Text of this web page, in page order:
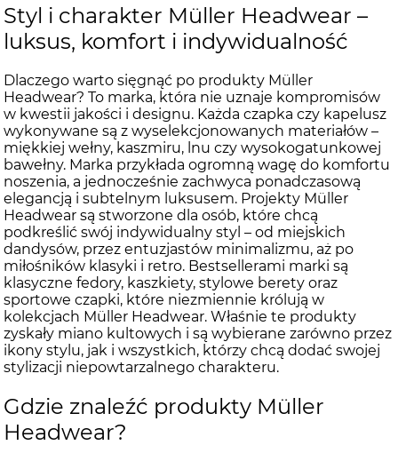
Styl i charakter Müller Headwear –
luksus, komfort i indywidualność
Dlaczego warto sięgnąć po produkty Müller
Headwear? To marka, która nie uznaje kompromisów
w kwestii jakości i designu. Każda czapka czy kapelusz
wykonywane są z wyselekcjonowanych materiałów –
miękkiej wełny, kaszmiru, lnu czy wysokogatunkowej
bawełny. Marka przykłada ogromną wagę do komfortu
noszenia, a jednocześnie zachwyca ponadczasową
elegancją i subtelnym luksusem. Projekty Müller
Headwear są stworzone dla osób, które chcą
podkreślić swój indywidualny styl – od miejskich
dandysów, przez entuzjastów minimalizmu, aż po
miłośników klasyki i retro. Bestsellerami marki są
klasyczne fedory, kaszkiety, stylowe berety oraz
sportowe czapki, które niezmiennie królują w
kolekcjach Müller Headwear. Właśnie te produkty
zyskały miano kultowych i są wybierane zarówno przez
ikony stylu, jak i wszystkich, którzy chcą dodać swojej
stylizacji niepowtarzalnego charakteru.
Gdzie znaleźć produkty Müller
Headwear?